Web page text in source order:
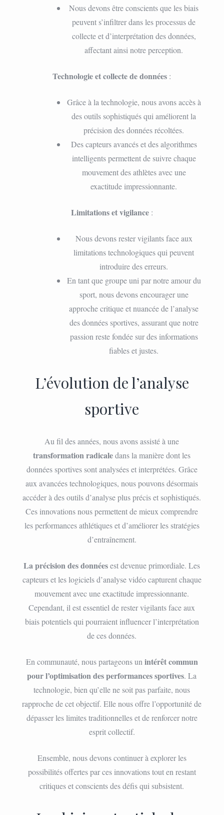
Nous devons être conscients que les biais
peuvent s’infiltrer dans les processus de
collecte et d’interprétation des données,
affectant ainsi notre perception.
Technologie et collecte de données :
Grâce à la technologie, nous avons accès à
des outils sophistiqués qui améliorent la
précision des données récoltées.
Des capteurs avancés et des algorithmes
intelligents permettent de suivre chaque
mouvement des athlètes avec une
exactitude impressionnante.
Limitations et vigilance:
Nous devons rester vigilants face aux
limitations technologiques qui peuvent
introduire des erreurs.
En tant que groupe uni par notre amour du
sport, nous devons encourager une
approche critique et nuancée de l’analyse
des données sportives, assurant que notre
passion reste fondée sur des informations
fiables et justes.
L’évolution de l’analyse
sportive
Au fil des années, nous avons assisté à une
transformation radicaledans la manière dont les
données sportives sont analysées et interprétées. Grâce
aux avancées technologiques, nous pouvons désormais
accéder à des outils d’analyse plus précis et sophistiqués.
Ces innovations nous permettent de mieux comprendre
les performances athlétiques et d’améliorer les stratégies
d’entraînement.
La précision des donnéesest devenue primordiale. Les
capteurs et les logiciels d’analyse vidéo capturent chaque
mouvement avec une exactitude impressionnante.
Cependant, il est essentiel de rester vigilants face aux
biais potentiels qui pourraient influencer l’interprétation
de ces données.
En communauté, nous partageons un intérêt commun
pour l’optimisation des performances sportives. La
technologie, bien qu’elle ne soit pas parfaite, nous
rapproche de cet objectif. Elle nous offre l’opportunité de
dépasser les limites traditionnelles et de renforcer notre
esprit collectif.
Ensemble, nous devons continuer à explorer les
possibilités offertes par ces innovations tout en restant
critiques et conscients des défis qui subsistent.